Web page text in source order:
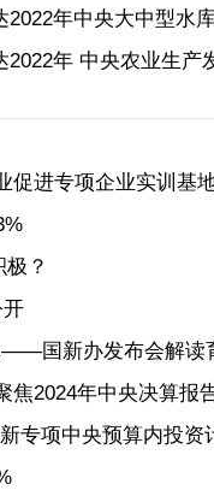
2022年中央大中型
年 中央农业生
促进专项企业实训基
？
开
——国新办发布会解读
2024年中央决算报
专项中央预算内投资